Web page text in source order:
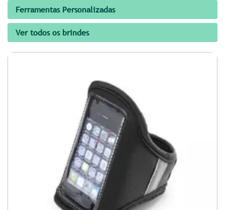
Ferramentas Personalizadas
Ver todos os brindes